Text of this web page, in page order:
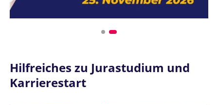
Hilfreiches zu Jurastudium und
Karrierestart